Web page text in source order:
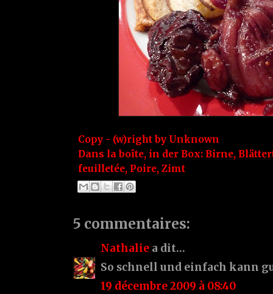
Copy - (w)right by Unknown
Dans la boîte, in der Box: Birne,
feuilletée, Poire, Zimt
5 commentaires:
Nathalie a dit…
So schnell und einfach kann
19 décembre 2009 à 08:40